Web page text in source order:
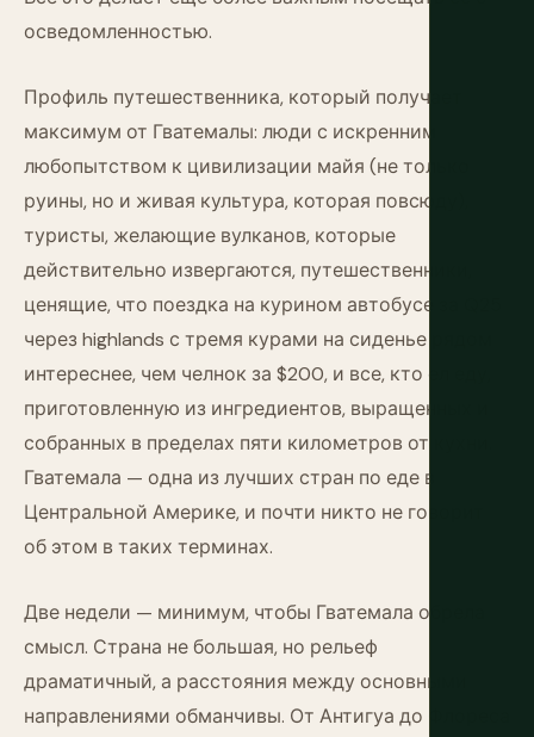
осведомленностью.
Профиль путешественника, который получает
максимум от Гватемалы: люди с искренним
любопытством к цивилизации майя (не только
руины, но и живая культура, которая повсюду),
туристы, желающие вулканов, которые
действительно извергаются, путешественники,
ценящие, что поездка на курином автобусе за Q25
через highlands с тремя курами на сиденье рядом
интереснее, чем челнок за $200, и все, кто ел еду,
приготовленную из ингредиентов, выращенных и
собранных в пределах пяти километров от кухни.
Гватемала — одна из лучших стран по еде в
Центральной Америке, и почти никто не говорит
об этом в таких терминах.
Две недели — минимум, чтобы Гватемала обрела
смысл. Страна не большая, но рельеф
драматичный, а расстояния между основными
направлениями обманчивы. От Антигуа до Флореса